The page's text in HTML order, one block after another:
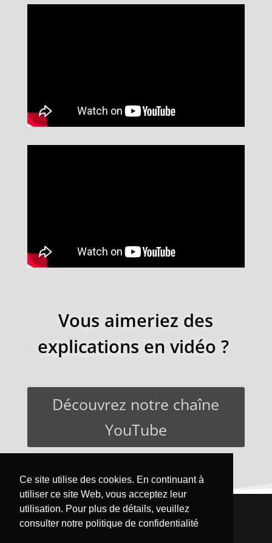
Ce site utilise des cookies. En continuant à
utiliser ce site Web, vous acceptez leur
utilisation. Pour plus de détails, veuillez
consulter notre politique de confidentialité
Vous aimeriez des
explications en vidéo ?
Découvrez notre chaîne
YouTube
Accueil
Les aliments détaillés
Nos articles
Mentions légales